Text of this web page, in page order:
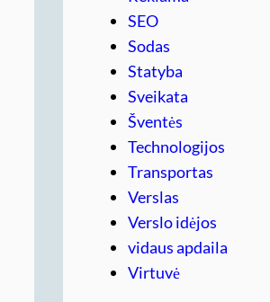
SEO
Sodas
Statyba
Sveikata
Šventės
Technologijos
Transportas
Verslas
Verslo idėjos
vidaus apdaila
Virtuvė